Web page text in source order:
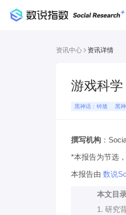
资讯中心 资讯详情
游戏科
黑神话：钟馗 黑
撰写机构：
*本报告为节选
本报告由 数说
本文目
1. 研究